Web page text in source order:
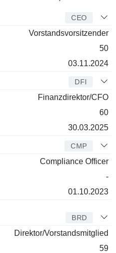
CEO
Vorstandsvorsitzender
50
03.11.2024
DFI
Finanzdirektor/CFO
60
30.03.2025
CMP
Compliance Officer
-
01.10.2023
BRD
Direktor/Vorstandsmitglied
59